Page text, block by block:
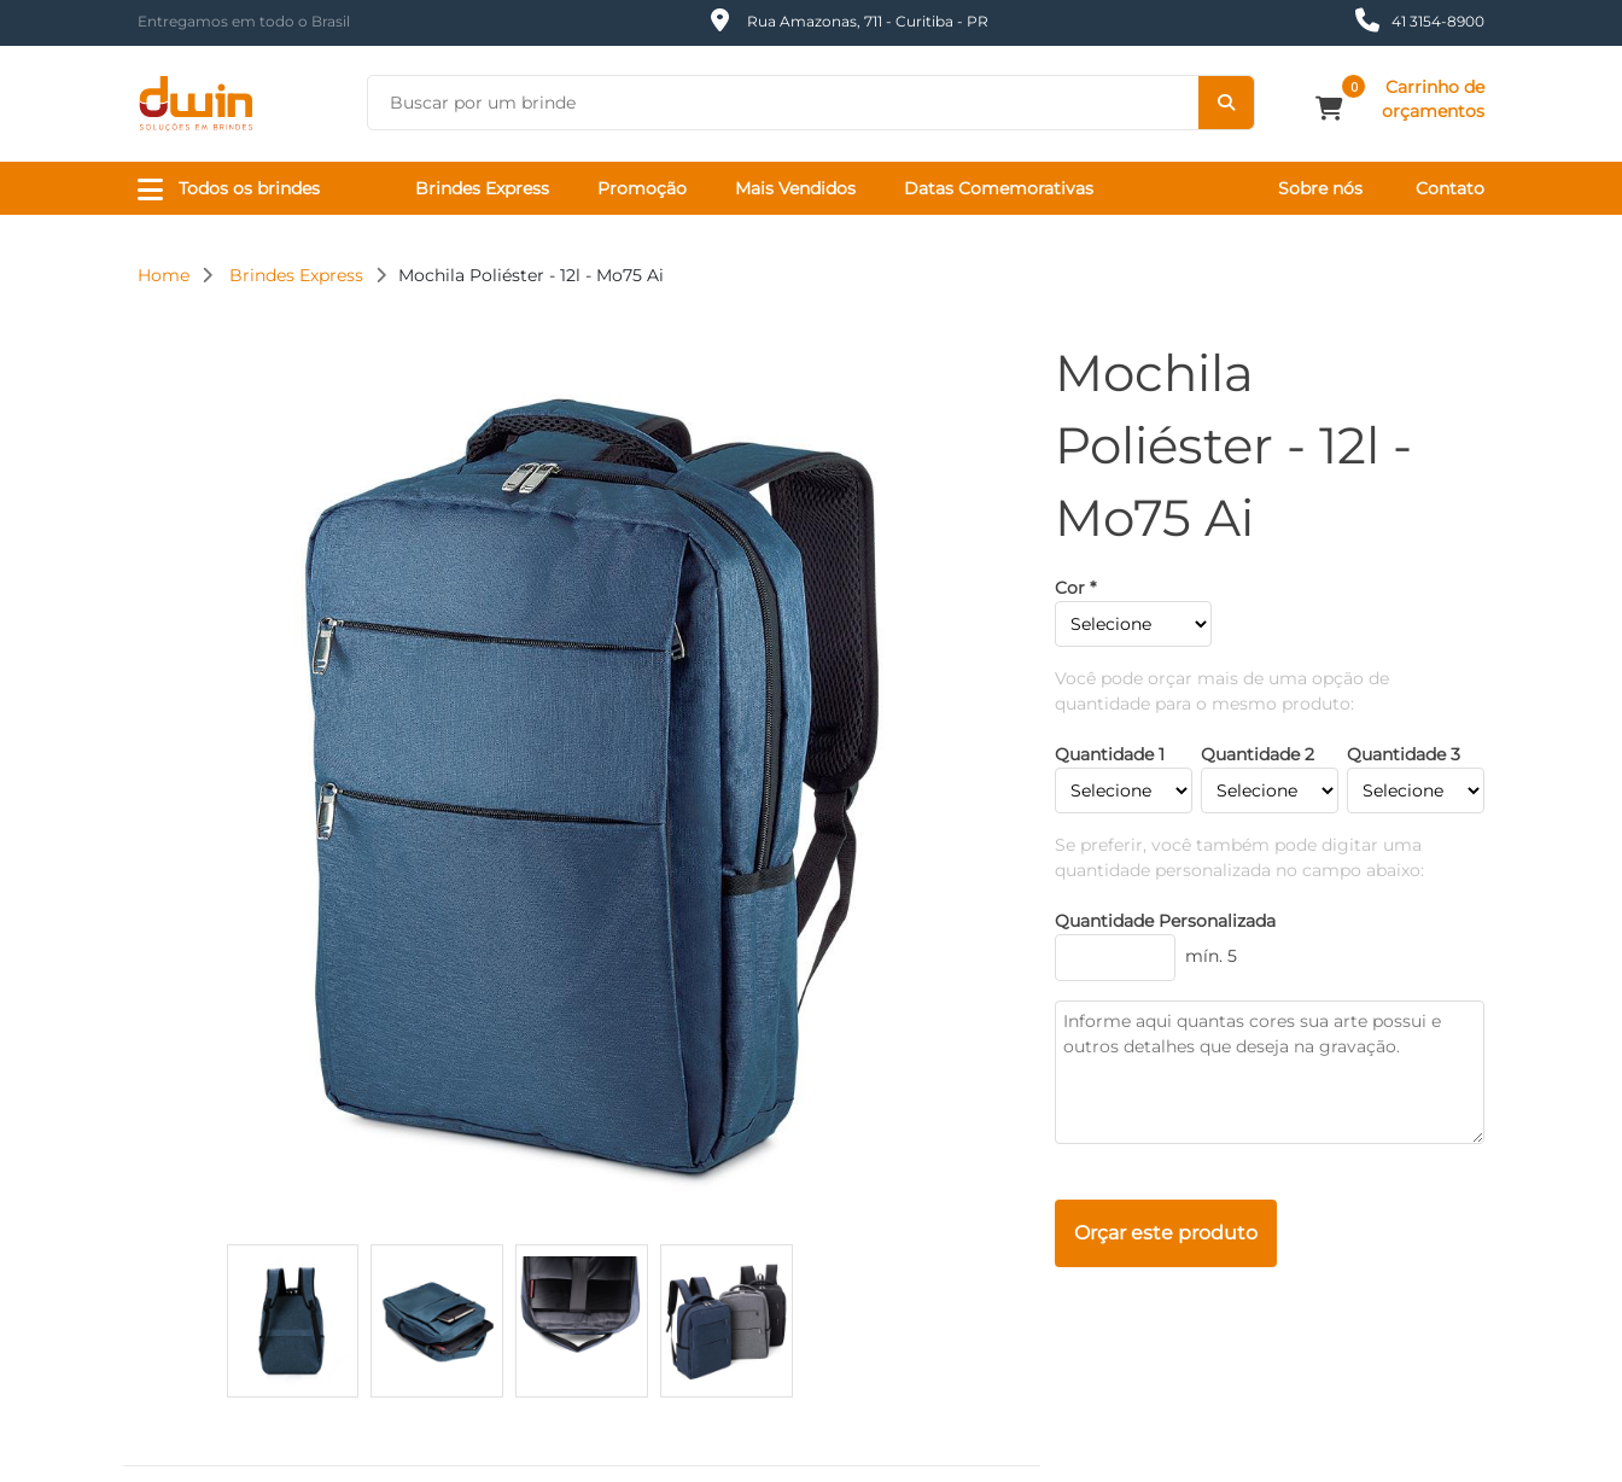
Há mais de 17 anos tornando sua marca presente Rua Amazonas, 711 - Curitiba - PR 41 3154-8900
0
Carrinho de
orçamentos
Todos os brindes Brindes Express Promoção Mais Vendidos Datas Comemorativas Sobre nós Contato
Home Brindes Express Mochila Poliéster - 12l - Mo75 Ai
Mochila
Poliéster - 12l -
Mo75 Ai
Cor *
Você pode orçar mais de uma opção de
quantidade para o mesmo produto:
Quantidade 1 Quantidade 2 Quantidade 3
Se preferir, você também pode digitar uma
quantidade personalizada no campo abaixo:
Quantidade Personalizada
mín. 5
Orçar este produto